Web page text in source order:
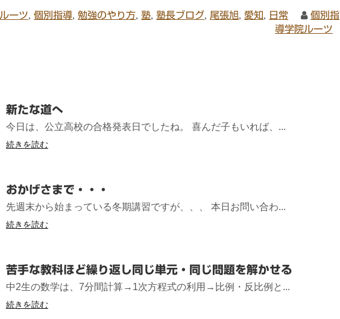
ルーツ ,個別指導 ,勉強のやり方 ,塾 ,塾長ブログ 尾張旭 愛知 日常
個別指
導学院ルーツ
新たな道へ
今日は、公立高校の合格発表日でしたね。 喜んだ子もいれば、...
続きを読む
おかげさまで・・・
先週末から始まっている冬期講習ですが、、、 本日お問い合わ...
続きを読む
苦手な教科ほど繰り返し同じ単元・同じ問題を解かせる
中2生の数学は、7分間計算→1次方程式の利用→比例・反比例と...
続きを読む